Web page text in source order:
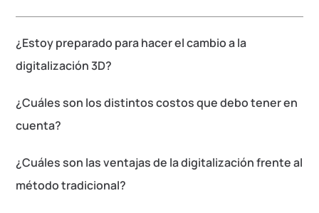
¿Estoy preparado para hacer el cambio a la
digitalización 3D?
¿Cuáles son los distintos costos que debo tener en
cuenta?
¿Cuáles son las ventajas de la digitalización frente al
método tradicional?